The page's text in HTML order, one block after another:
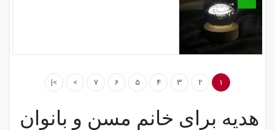
1
2
3
4
5
6
7
>
>|
هدیه برای خانم مسن و بانوان